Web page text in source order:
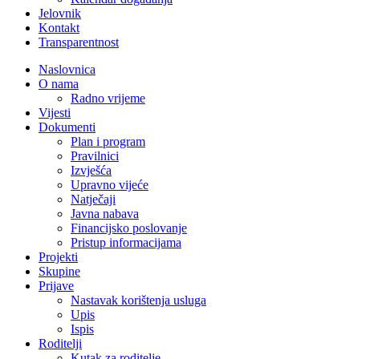
Jelovnik
Kontakt
Transparentnost
Naslovnica
O nama
Radno vrijeme
Vijesti
Dokumenti
Plan i program
Pravilnici
Izvješća
Upravno vijeće
Natječaji
Javna nabava
Financijsko poslovanje
Pristup informacijama
Projekti
Skupine
Prijave
Nastavak korištenja usluga
Upis
Ispis
Roditelji